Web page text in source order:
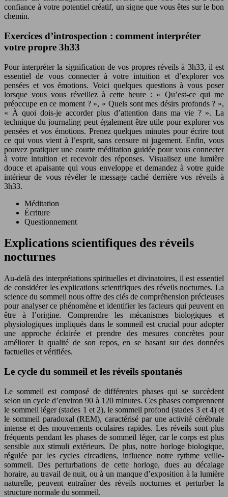
confiance à votre potentiel créatif, un signe que vous êtes sur le bon
chemin.
Exercices d’introspection : comment interpréter
votre propre 3h33
Pour interpréter la signification de vos propres réveils à 3h33, il est
essentiel de vous connecter à votre intuition et d’explorer vos
pensées et vos émotions. Voici quelques questions à vous poser
lorsque vous vous réveillez à cette heure : « Qu’est-ce qui me
préoccupe en ce moment ? », « Quels sont mes désirs profonds ? »,
« À quoi dois-je accorder plus d’attention dans ma vie ? ». La
technique du journaling peut également être utile pour explorer vos
pensées et vos émotions. Prenez quelques minutes pour écrire tout
ce qui vous vient à l’esprit, sans censure ni jugement. Enfin, vous
pouvez pratiquer une courte méditation guidée pour vous connecter
à votre intuition et recevoir des réponses. Visualisez une lumière
douce et apaisante qui vous enveloppe et demandez à votre guide
intérieur de vous révéler le message caché derrière vos réveils à
3h33.
Méditation
Écriture
Questionnement
Explications scientifiques des réveils
nocturnes
Au-delà des interprétations spirituelles et divinatoires, il est essentiel
de considérer les explications scientifiques des réveils nocturnes. La
science du sommeil nous offre des clés de compréhension précieuses
pour analyser ce phénomène et identifier les facteurs qui peuvent en
être à l’origine. Comprendre les mécanismes biologiques et
physiologiques impliqués dans le sommeil est crucial pour adopter
une approche éclairée et prendre des mesures concrètes pour
améliorer la qualité de son repos, en se basant sur des données
factuelles et vérifiées.
Le cycle du sommeil et les réveils spontanés
Le sommeil est composé de différentes phases qui se succèdent
selon un cycle d’environ 90 à 120 minutes. Ces phases comprennent
le sommeil léger (stades 1 et 2), le sommeil profond (stades 3 et 4) et
le sommeil paradoxal (REM), caractérisé par une activité cérébrale
intense et des mouvements oculaires rapides. Les réveils sont plus
fréquents pendant les phases de sommeil léger, car le corps est plus
sensible aux stimuli extérieurs. De plus, notre horloge biologique,
régulée par les cycles circadiens, influence notre rythme veille-
sommeil. Des perturbations de cette horloge, dues au décalage
horaire, au travail de nuit, ou à un manque d’exposition à la lumière
naturelle, peuvent entraîner des réveils nocturnes et perturber la
structure normale du sommeil.